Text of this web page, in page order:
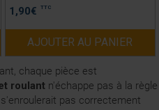
chaque pièce est
roulant n'échappe pas à la règle
pas correctement
1,90€ TTC
AJOUTER AU PANIER